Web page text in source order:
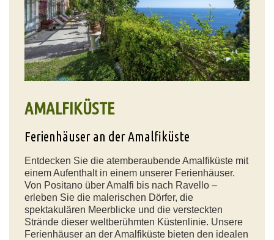
AMALFIKÜSTE
Ferienhäuser an der Amalfiküste
Entdecken Sie die atemberaubende Amalfiküste mit
einem Aufenthalt in einem unserer Ferienhäuser.
Von Positano über Amalfi bis nach Ravello –
erleben Sie die malerischen Dörfer, die
spektakulären Meerblicke und die versteckten
Strände dieser weltberühmten Küstenlinie. Unsere
Ferienhäuser an der Amalfiküste bieten den idealen